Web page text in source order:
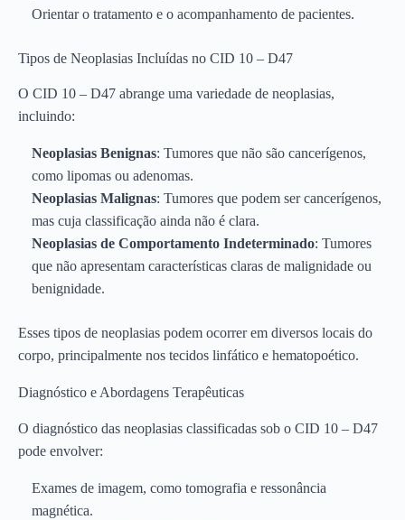
Orientar o tratamento e o acompanhamento de pacientes.
Tipos de Neoplasias Incluídas no CID 10 – D47
O CID 10 – D47 abrange uma variedade de neoplasias,
incluindo:
Neoplasias Benignas: Tumores que não são cancerígenos,
como lipomas ou adenomas.
Neoplasias Malignas: Tumores que podem ser cancerígenos,
mas cuja classificação ainda não é clara.
Neoplasias de Comportamento Indeterminado: Tumores
que não apresentam características claras de malignidade ou
benignidade.
Esses tipos de neoplasias podem ocorrer em diversos locais do
corpo, principalmente nos tecidos linfático e hematopoético.
Diagnóstico e Abordagens Terapêuticas
O diagnóstico das neoplasias classificadas sob o CID 10 – D47
pode envolver:
Exames de imagem, como tomografia e ressonância
magnética.